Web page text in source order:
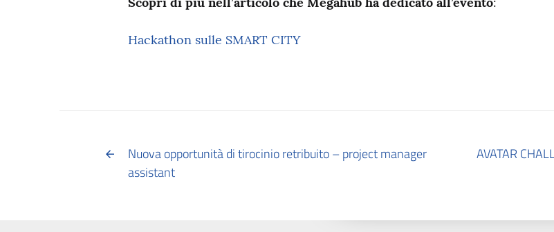
Hackathon sulle SMART CITY
Nuova opportunità di tirocinio retribuito – project manager
assistant
AVATAR